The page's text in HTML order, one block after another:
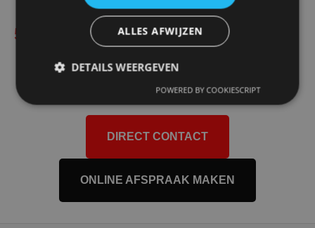
5 Officieel reinigingscertificaat
U ontvangt een certificaat voor uw verzekering en
administratie.
DIRECT CONTACT
ONLINE AFSPRAAK MAKEN
ALLES AFWIJZEN
DETAILS WEERGEVEN
POWERED BY COOKIESCRIPT